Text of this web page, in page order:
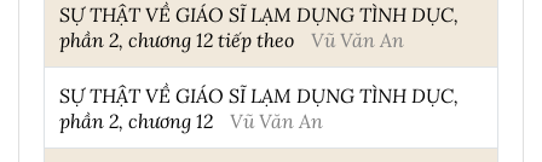
SỰ THẬT VỀ GIÁO SĨ LẠM DỤNG TÌNH DỤC,
phần 2, chương 12 tiếp theo
Vũ Văn An
SỰ THẬT VỀ GIÁO SĨ LẠM DỤNG TÌNH DỤC,
phần 2, chương 12
Vũ Văn An